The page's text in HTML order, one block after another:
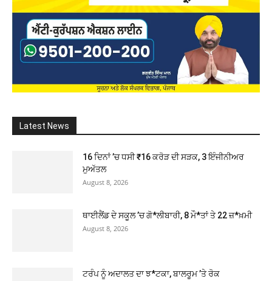
Latest News
16 ਦਿਨਾਂ ’ਚ ਧਸੀ ₹16 ਕਰੋੜ ਦੀ ਸੜਕ, 3 ਇੰਜੀਨੀਅਰ
ਮੁਅੱਤਲ
August 8, 2026
ਥਾਈਲੈਂਡ ਦੇ ਸਕੂਲ ’ਚ ਗੋ*ਲੀਬਾਰੀ, 8 ਮੌ*ਤਾਂ ਤੇ 22 ਜ਼*ਖ਼ਮੀ
August 8, 2026
ਟਰੰਪ ਨੂੰ ਅਦਾਲਤ ਦਾ ਝ*ਟਕਾ, ਬਾਲਰੂਮ ’ਤੇ ਰੋਕ